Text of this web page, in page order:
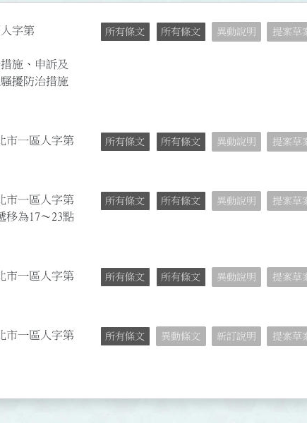
字第
施、申訴及
擾防治措施
所有條文 所有條文 異動說明 提案草
市一區人字第
所有條文 所有條文 異動說明 提案草
市一區人字第
移為17～23點
所有條文 所有條文 異動說明 提案草
市一區人字第
所有條文 所有條文 異動說明 提案草
市一區人字第
所有條文 異動條文 新訂說明 提案草